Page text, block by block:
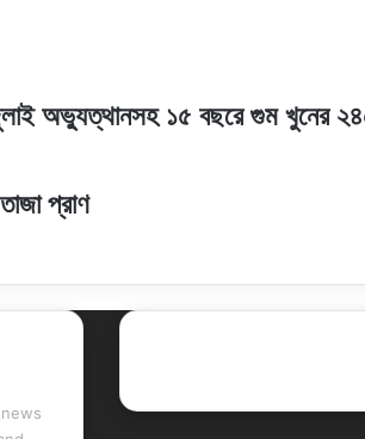
অভ্যুত্থানসহ ১৫ বছরে গুম খুনের
প্রাণ